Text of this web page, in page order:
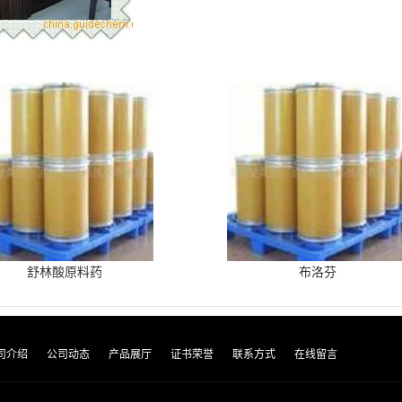
舒林酸原料药 布洛芬
介绍 公司动态 产品展厅 证书荣誉 联系方式 在线留言